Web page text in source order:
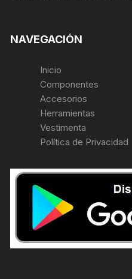
NAVEGACIÓN
Inicio
Componentes
Accesorios
Herramientas
Vestimenta
Política de Privacidad